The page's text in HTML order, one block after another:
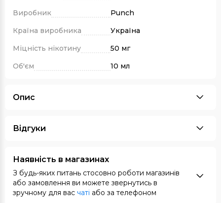
Виробник
Punch
Країна виробника
Україна
Міцність нікотину
50 мг
Об'єм
10 мл
Опис
Відгуки
Наявність в магазинах
З будь-яких питань стосовно роботи магазинів
або замовлення ви можете звернутись в
зручному для вас чаті або за телефоном